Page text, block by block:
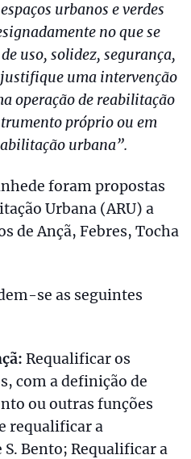
urbanos e verdes
no que se
uso, solidez, segurança,
uma intervenção
operação de reabilitação
próprio ou em
urbana”.
foram propostas
Urbana (ARU) a
de Ançã, Febres, Tocha
se as seguintes
Requalificar os
com a definição de
ou outras funções
requalificar a
S. Bento; Requalificar a